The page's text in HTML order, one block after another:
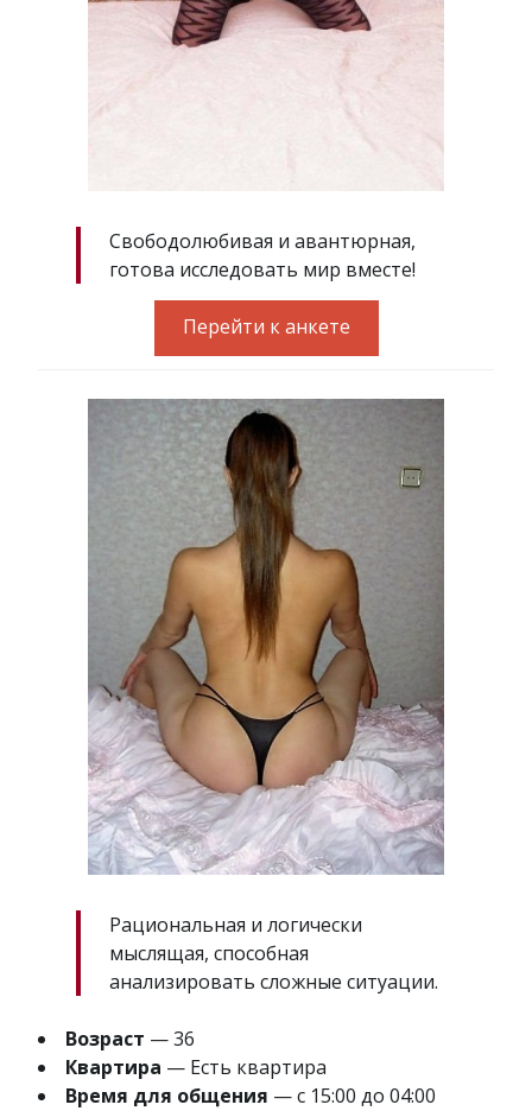
Свободолюбивая и авантюрная,
готова исследовать мир вместе!
Перейти к анкете
Рациональная и логически
мыслящая, способная
анализировать сложные ситуации.
Возраст — 36
Квартира — Есть квартира
Время для общения — с 15:00 до 04:00